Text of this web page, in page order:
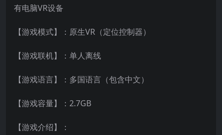
有电脑VR设备
【游戏模式】：原生VR（定位控制器）
【游戏联机】：单人离线
【游戏语言】：多国语言（包含中文）
【游戏容量】：2.7GB
【游戏介绍】：